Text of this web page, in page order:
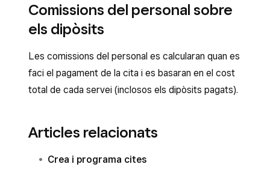
Comissions del personal sobre
els dipòsits
Les comissions del personal es calcularan quan es
faci el pagament de la cita i es basaran en el cost
total de cada servei (inclosos els dipòsits pagats).
Articles relacionats
Crea i programa cites